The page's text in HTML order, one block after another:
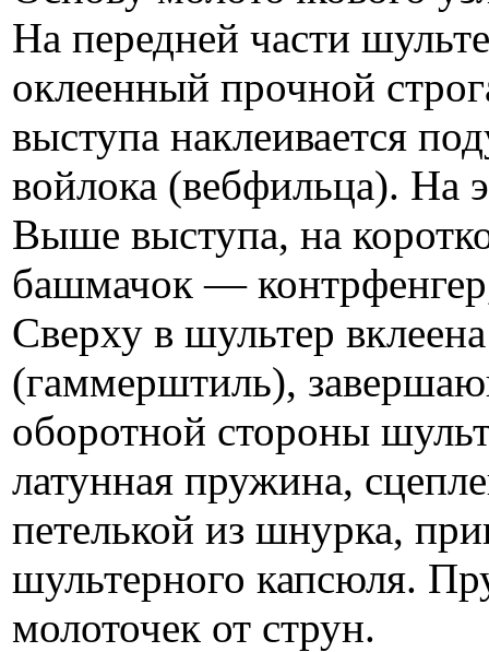
На передней части
оклеенный прочной
выступа наклеивается
войлока (вебфильца). На
Выше выступа, на
башмачок —
Сверху в шультер
(гаммерштиль),
оборот­ной стороны
латунная пружина,
петелькой из шнурка,
шультерного капсюля.
молоточек от струн.